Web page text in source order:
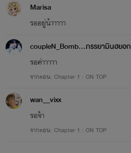
Marisa
รออยู่น้าาาาา
coupleN_Bomb...ภรรยามินฮยอก
รอค่าาาาา
จากตอน: Chapter 1 : ON TOP
wan__vixx
รอจ้า
จากตอน: Chapter 1 : ON TOP